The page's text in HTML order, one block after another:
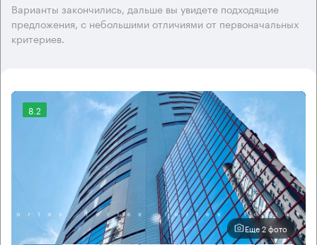
Варианты закончились, дальше вы увидете подходящие
предложения, с небольшими отличиями от первоначальных
критериев.
8.2
Еще 2 фото